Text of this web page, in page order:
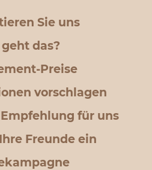
Sie uns
das?
Preise
vorschlagen
für uns
Freunde ein